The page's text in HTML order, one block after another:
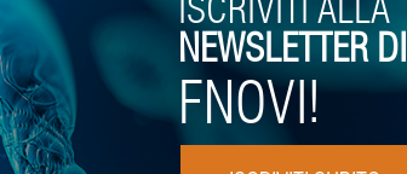
FNOVI!
NEWSLETTER DI